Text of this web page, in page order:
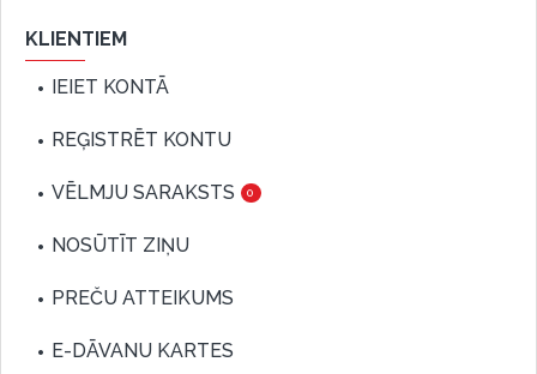
KLIENTIEM
IEIET KONTĀ
REĢISTRĒT KONTU
VĒLMJU SARAKSTS 0
NOSŪTĪT ZIŅU
PREČU ATTEIKUMS
E-DĀVANU KARTES